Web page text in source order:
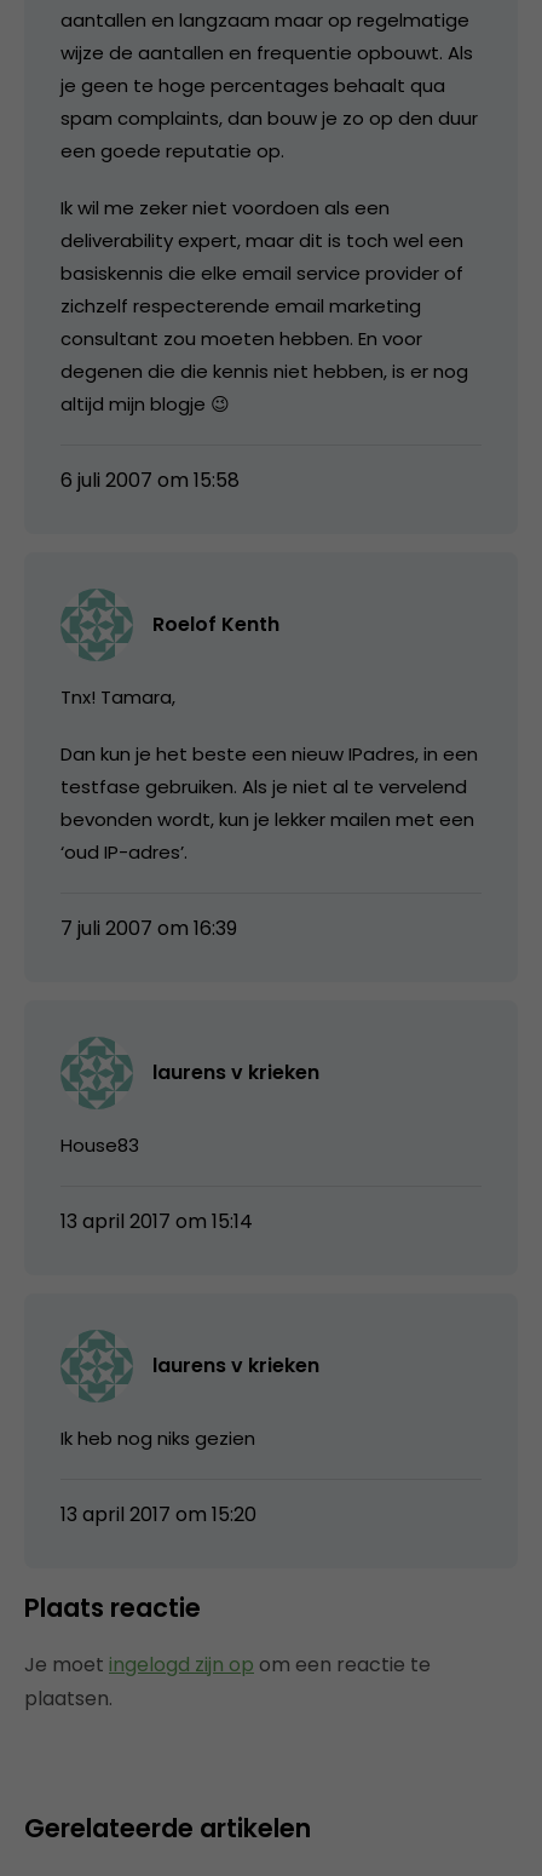
aantallen en langzaam maar op regelmatige
wijze de aantallen en frequentie opbouwt. Als
je geen te hoge percentages behaalt qua
spam complaints, dan bouw je zo op den duur
een goede reputatie op.
Ik wil me zeker niet voordoen als een
deliverability expert, maar dit is toch wel een
basiskennis die elke email service provider of
zichzelf respecterende email marketing
consultant zou moeten hebben. En voor
degenen die die kennis niet hebben, is er nog
altijd mijn blogje 😉
6 juli 2007 om 15:58
Roelof Kenth
Tnx! Tamara,
Dan kun je het beste een nieuw IPadres, in een
testfase gebruiken. Als je niet al te vervelend
bevonden wordt, kun je lekker mailen met een
‘oud IP-adres’.
7 juli 2007 om 16:39
laurens v krieken
House83
13 april 2017 om 15:14
laurens v krieken
Ik heb nog niks gezien
13 april 2017 om 15:20
Plaats reactie
Je moet ingelogd zijn op om een reactie te
plaatsen.
Gerelateerde artikelen